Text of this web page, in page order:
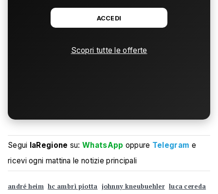
ACCEDI
Scopri tutte le offerte
Segui laRegione su:WhatsApp oppure Telegram e
ricevi ogni mattina le notizie principali
andré heim hc ambrì piotta johnny kneubuehler luca cereda